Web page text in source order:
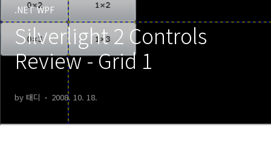
.NET WPF
Silverlight 2 Controls
Review - Grid 1
by 태디 2008. 10. 18.